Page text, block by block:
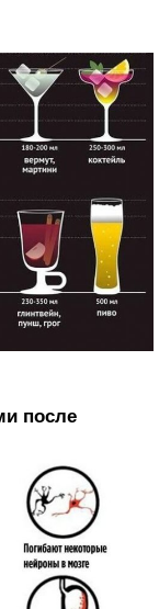
после